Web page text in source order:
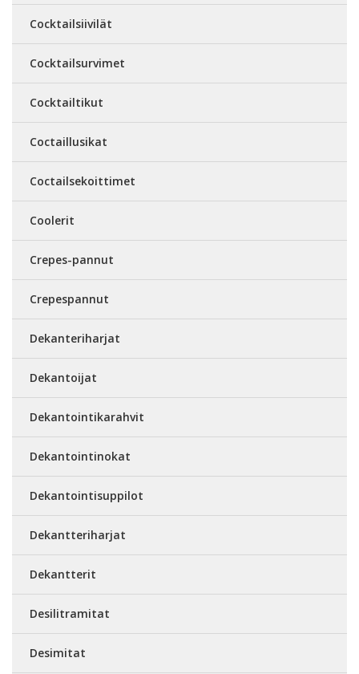
Cocktailsiivilät
Cocktailsurvimet
Cocktailtikut
Coctaillusikat
Coctailsekoittimet
Coolerit
Crepes-pannut
Crepespannut
Dekanteriharjat
Dekantoijat
Dekantointikarahvit
Dekantointinokat
Dekantointisuppilot
Dekantteriharjat
Dekantterit
Desilitramitat
Desimitat